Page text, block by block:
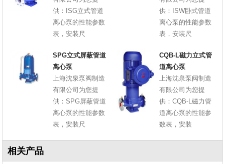
供：ISG立式管道
离心泵的性能参数
表，安装尺
供：ISW卧式管道
离心泵的性能参数
表，安装尺
SPG立式屏蔽管道
离心泵
上海沈泉泵阀制造
有限公司为您提
供：SPG屏蔽管道
离心泵的性能参数
表，安装尺
CQB-L磁力立式管
道离心泵
上海沈泉泵阀制造
有限公司为您提
供：CQB-L磁力管
道离心泵的性能参
数表，安装
相关产品